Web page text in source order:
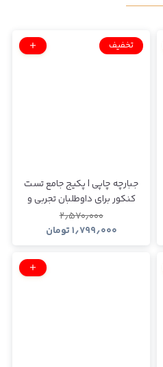
تخفیف
جبارچه چاپی | پکیج جامع تست
کنکور برای داوطلبان تجربی و
ریاضی
۲٫۵۷۰٫۰۰۰
۱٫۷۹۹٫۰۰۰تومان